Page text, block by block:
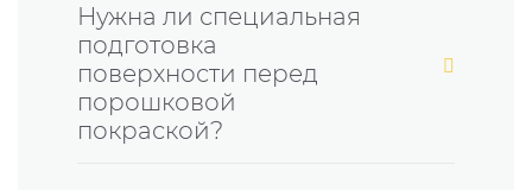
Нужна ли специальная
подготовка
поверхности перед
порошковой
покраской?